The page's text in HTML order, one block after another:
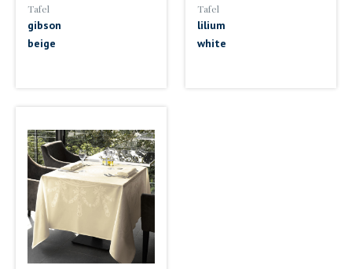
Tafel
gibson
beige
Tafel
lilium
white